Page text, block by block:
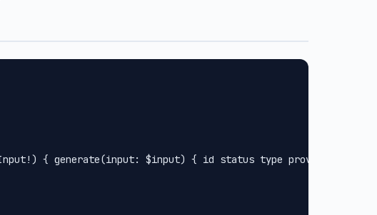
{ generate(input: $input) { id status type provider url